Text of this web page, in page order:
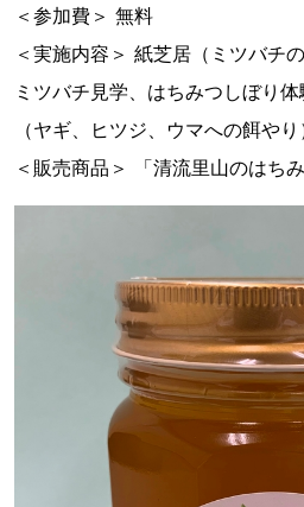
＜参加費＞ 無料
＜実施内容＞ 紙芝居（ミツバチ
ミツバチ見学、はちみつしぼり
（ヤギ、ヒツジ、ウマへの餌やり
＜販売商品＞ 「清流里山のはち